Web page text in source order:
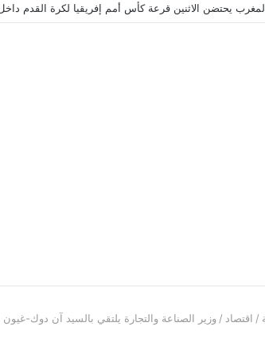
يحتضن الاثنين قرعة كأس أمم إفريقيا لكرة القدم داخل
/ اقتصاد / وزير الصناعة والتجارة يلتقي بالسيد آن دوك-غيون